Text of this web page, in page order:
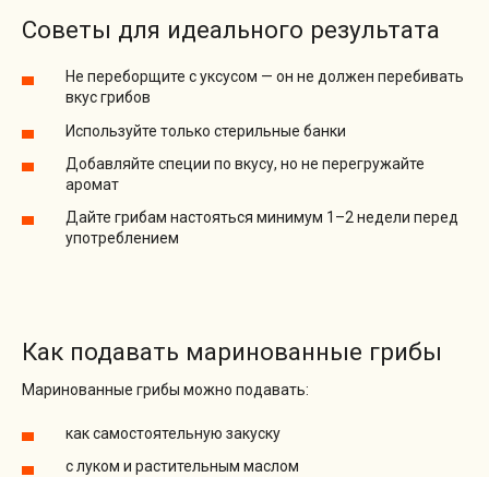
Советы для идеального результата
Не переборщите с уксусом — он не должен перебивать
вкус грибов
Используйте только стерильные банки
Добавляйте специи по вкусу, но не перегружайте
аромат
Дайте грибам настояться минимум 1–2 недели перед
употреблением
Как подавать маринованные грибы
Маринованные грибы можно подавать:
как самостоятельную закуску
с луком и растительным маслом